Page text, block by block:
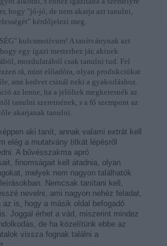
hogy "jó-jó, de nem akarja azt tanulni,
kérdőjelezi meg.
kulcsmotívum! A tanítványnak azt
egy igazi mesterhez jár, akinek
mozdulatából csak tanulni tud. Fel
rá, mint előadóra, olyan produkciókat
ami kedvet csinál neki a gyakorláshoz.
az lenne, ha a jelöltek megkeresnék az
tanulni szeretnének, s a fő szempont az
akarjanak tanulni.
aki tanít, annak valami extrát kell
elég a mutatvány titkát lépésről
A bűvésszakma apró
finomságait kell átadnia, olyan
melyek nem nagyon találhatók
Nemcsak tanítani kell,
nevelni, ami nagyon nehéz feladat,
az is, hogy a másik oldal befogadó
Joggal érhet a vád, miszerint mindez
de ha közelítünk ebbe az
vissza fognak találni a